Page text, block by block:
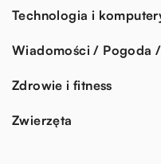
Technologia i
Wiadomości / Pogoda
Zdrowie i fitness
Zwierzęta